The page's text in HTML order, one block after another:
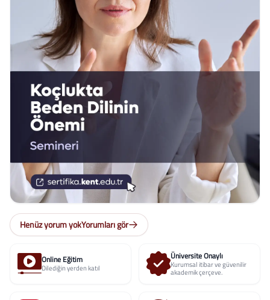
Henüz yorum yokYorumları gör
Online Eğitim
Dilediğin yerden katıl
Üniversite Onaylı
Kurumsal itibar ve güvenilir
akademik çerçeve.